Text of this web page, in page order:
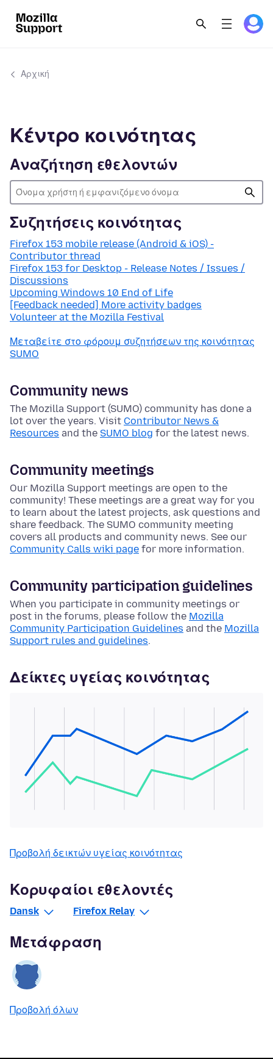
Αρχική
Κέντρο κοινότητας
Αναζήτηση εθελοντών
Συζητήσεις κοινότητας
Firefox 153 mobile release (Android & iOS) -
Contributor thread
Firefox 153 for Desktop - Release Notes / Issues /
Discussions
Upcoming Windows 10 End of Life
[Feedback needed] More activity badges
Volunteer at the Mozilla Festival
Μεταβείτε στο φόρουμ συζητήσεων της κοινότητας
SUMO
Community news
The Mozilla Support (SUMO) community has done a
lot over the years. Visit Contributor News &
Resources and the SUMO blog for the latest news.
Community meetings
Our Mozilla Support meetings are open to the
community! These meetings are a great way for you
to learn about the latest projects, ask questions and
share feedback. The SUMO community meeting
covers all products and community news. See our
Community Calls wiki page for more information.
Community participation guidelines
When you participate in community meetings or
post in the forums, please follow the Mozilla
Community Participation Guidelines and the Mozilla
Support rules and guidelines.
Δείκτες υγείας κοινότητας
Προβολή δεικτών υγείας κοινότητας
Κορυφαίοι εθελοντές
Dansk Firefox Relay
Μετάφραση
Προβολή όλων